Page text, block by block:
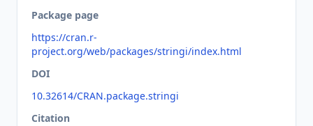
Package page
https://cran.r-
project.org/web/packages/stringi/index.html
DOI
10.32614/CRAN.package.stringi
Citation